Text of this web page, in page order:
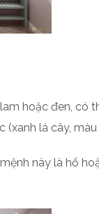
hoặc đen, có
lá cây,
này là hổ